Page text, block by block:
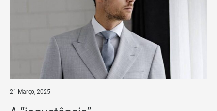
21 Março, 2025